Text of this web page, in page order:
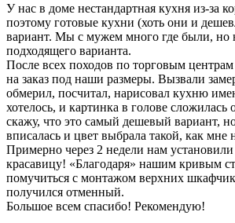
У нас в доме нестандартная кухня из-за
поэтому готовые кухни (хоть они и
вариант. Мы с мужем много где были, но
подходящего варианта.
После всех походов по торговым
на заказ под наши размеры. Вызвали
обмерил, посчитал, нарисовал кухню
хотелось, и картинка в голове сложилась
скажу, что это самый дешевый вариант,
вписалась и цвет выбрала такой, как мне
Примерно через 2 недели нам
красавицу! «Благодаря» нашим кривым
помучиться с монтажом верхних
получился отменный.
Большое всем спасибо! Рекомендую!